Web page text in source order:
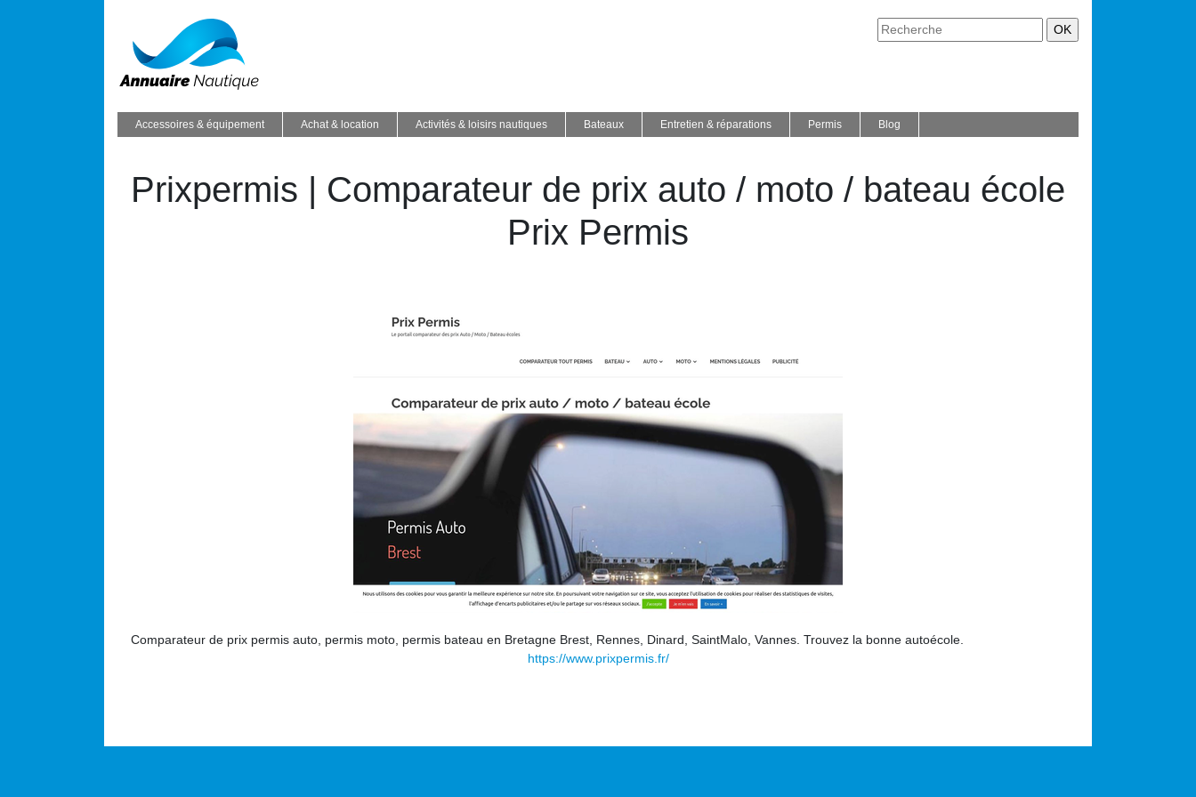
Accessoires & équipement Achat & location Activités & loisirs nautiques Bateaux Entretien & réparations Permis Blog
Prixpermis | Comparateur de prix auto / moto / bateau école
Prix Permis
Comparateur de prix permis auto, permis moto, permis bateau en Bretagne Brest, Rennes, Dinard, SaintMalo, Vannes. Trouvez la bonne autoécole.
https://www.prixpermis.fr/